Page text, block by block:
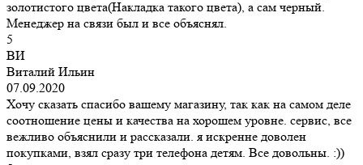
золотистого цвета(Накладка такого цвета), а сам черный.
Менеджер на связи был и все объяснял.
5
ВИ
Виталий Ильин
07.09.2020
Хочу сказать спасибо вашему магазину, так как на самом деле
соотношение цены и качества на хорошем уровне. сервис, все
вежливо объяснили и рассказали. я искренне доволен
покупками, взял сразу три телефона детям. Все довольны. :))